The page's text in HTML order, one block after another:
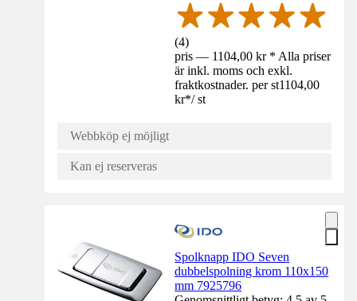
(4)
pris — 1104,00 kr * Alla priser
är inkl. moms och exkl.
fraktkostnader. per st1104,00
kr*/ st
Webbköp ej möjligt
Kan ej reserveras
Spolknapp IDO Seven
dubbelspolning krom 110x150
mm 7925796